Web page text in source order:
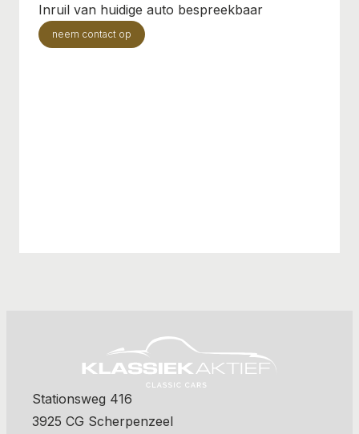
Inruil van huidige auto bespreekbaar
neem contact op
Stationsweg 416
3925 CG Scherpenzeel